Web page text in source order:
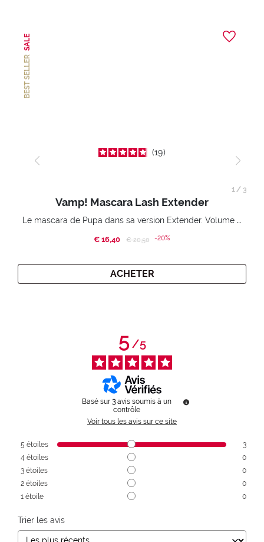
BEST SELLER
SALE
19
Vamp! Mascara Lash Extender
Le mascara de Pupa dans sa version Extender. Volume extension 3D. Des cils amplifiés et liftés à l’infini.
€ 16,40 Price reduced from
€ 20,50to-20%
ACHETER
1/ 3
5/5
Basé sur 3 avis soumis à un
contrôle
Voir tous les avis sur ce site
5 étoiles
3
4 étoiles
0
3 étoiles
0
2 étoiles
0
1 étoile 0
Trier les avis